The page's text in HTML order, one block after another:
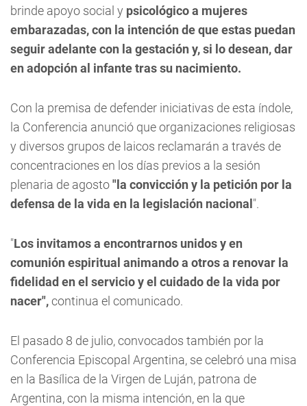
brinde apoyo social y psicológico a mujeres
embarazadas, con la intención de que estas puedan
seguir adelante con la gestación y, si lo desean, dar
en adopción al infante tras su nacimiento.
Con la premisa de defender iniciativas de esta índole,
la Conferencia anunció que organizaciones religiosas
y diversos grupos de laicos reclamarán a través de
concentraciones en los días previos a la sesión
plenaria de agosto"la convicción y la petición por la
defensa de la vida en la legislación nacional ".
"Los invitamos a encontrarnos unidos y en
comunión espiritual animando a otros a renovar la
fidelidad en el servicio y el cuidado de la vida por
nacer",continua el comunicado.
El pasado 8 de julio, convocados también por la
Conferencia Episcopal Argentina, se celebró una misa
en la Basílica de la Virgen de Luján, patrona de
Argentina, con la misma intención, en la que